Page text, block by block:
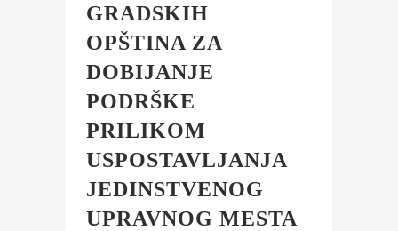
GRADSKIH
OPŠTINA ZA
DOBIJANJE
PODRŠKE
PRILIKOM
USPOSTAVLJANJA
JEDINSTVENOG
UPRAVNOG MESTA